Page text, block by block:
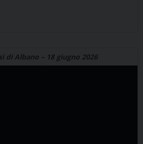
di Albano – 18 giugno 2026